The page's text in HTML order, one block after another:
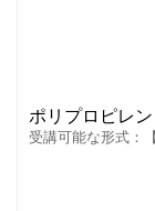
ポリプロピレン
受講可能な形式：